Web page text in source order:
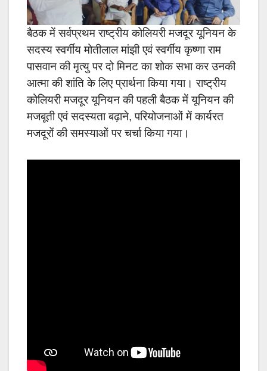
बैठक में सर्वप्रथम राष्ट्रीय कोलियरी मजदूर यूनियन के
सदस्य स्वर्गीय मोतीलाल मांझी एवं स्वर्गीय कृष्णा राम
पासवान की मृत्यु पर दो मिनट का शोक सभा कर उनकी
आत्मा की शांति के लिए प्रार्थना किया गया। राष्ट्रीय
कोलियरी मजदूर यूनियन की पहली बैठक में यूनियन की
मजबूती एवं सदस्यता बढ़ाने, परियोजनाओं में कार्यरत
मजदूरों की समस्याओं पर चर्चा किया गया।